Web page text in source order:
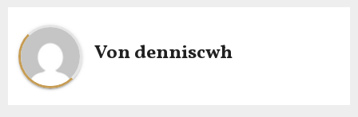
t
r
a
Vondenniscwh